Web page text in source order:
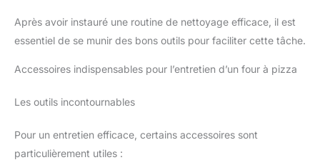
Après avoir instauré une routine de nettoyage efficace, il est
essentiel de se munir des bons outils pour faciliter cette tâche.
Accessoires indispensables pour l’entretien d’un four à pizza
Les outils incontournables
Pour un entretien efficace, certains accessoires sont
particulièrement utiles :